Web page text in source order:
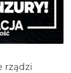
rządzi